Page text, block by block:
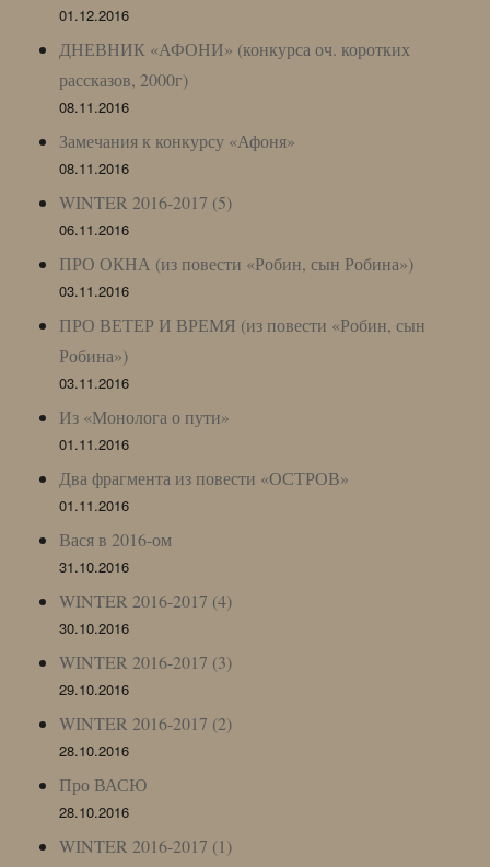
01.12.2016
ДНЕВНИК «АФОНИ» (конкурса оч. коротких
рассказов, 2000г)
08.11.2016
Замечания к конкурсу «Афоня»
08.11.2016
WINTER 2016-2017 (5)
06.11.2016
ПРО ОКНА (из повести «Робин, сын Робина»)
03.11.2016
ПРО ВЕТЕР И ВРЕМЯ (из повести «Робин, сын
Робина»)
03.11.2016
Из «Монолога о пути»
01.11.2016
Два фрагмента из повести «ОСТРОВ»
01.11.2016
Вася в 2016-ом
31.10.2016
WINTER 2016-2017 (4)
30.10.2016
WINTER 2016-2017 (3)
29.10.2016
WINTER 2016-2017 (2)
28.10.2016
Про ВАСЮ
28.10.2016
WINTER 2016-2017 (1)